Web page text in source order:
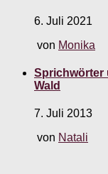
6. Juli 2021
von Monika
Sprichwörter
Wald
7. Juli 2013
von Natali